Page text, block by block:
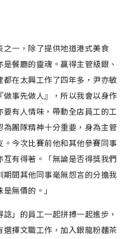
之一，除了提供地道港式美食
餐廳的靈魂。贏得主管級銀、
在太興工作了四年多，尹亦敏
事先做人』，所以我會以身作
有人情味，帶動全店員工的工
團隊精神十分重要，身為主管
今次比賽前他和其他參賽同事
有得著。「無論是否得獎我們
間其他同事毫無怨言的分擔我
無價的。」
」的員工一起拼搏一起進步，
擇文職工作，加入銀龍粉麵茶